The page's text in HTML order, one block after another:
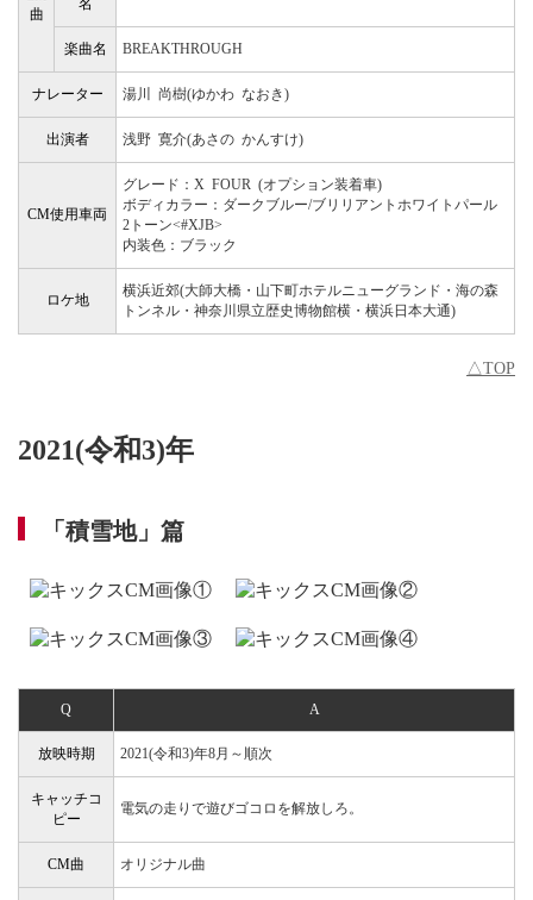
曲
楽曲名 BREAKTHROUGH
ナレーター 湯川 尚樹(ゆかわ なおき)
出演者 浅野 寛介(あさの かんすけ)
CM使用車両
グレード：X FOUR (オプション装着車)
ボディカラー：ダークブルー/ブリリアントホワイトパール
2トーン<#XJB>
内装色：ブラック
ロケ地
横浜近郊(大師大橋・山下町ホテルニューグランド・海の森
トンネル・神奈川県立歴史博物館横・横浜日本大通)
△TOP
2021(令和3)年
「積雪地」篇
Q A
放映時期 2021(令和3)年8月～順次
キャッチコ
ピー
電気の走りで遊びゴコロを解放しろ。
CM曲 オリジナル曲